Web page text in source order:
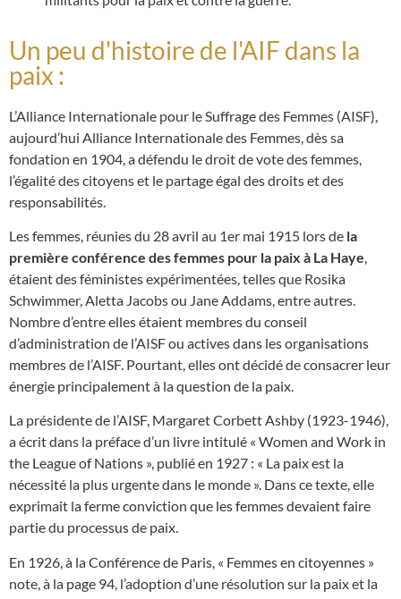
Un peu d'histoire de l'AIF dans la
paix :
L’Alliance Internationale pour le Suffrage des Femmes (AISF),
aujourd’hui Alliance Internationale des Femmes, dès sa
fondation en 1904, a défendu le droit de vote des femmes,
l’égalité des citoyens et le partage égal des droits et des
responsabilités.
Les femmes, réunies du 28 avril au 1er mai 1915 lors de la
première conférence des femmes pour la paix à La Haye,
étaient des féministes expérimentées, telles que Rosika
Schwimmer, Aletta Jacobs ou Jane Addams, entre autres.
Nombre d’entre elles étaient membres du conseil
d’administration de l’AISF ou actives dans les organisations
membres de l’AISF. Pourtant, elles ont décidé de consacrer leur
énergie principalement à la question de la paix.
La présidente de l’AISF, Margaret Corbett Ashby (1923-1946),
a écrit dans la préface d’un livre intitulé « Women and Work in
the League of Nations », publié en 1927 : « La paix est la
nécessité la plus urgente dans le monde ». Dans ce texte, elle
exprimait la ferme conviction que les femmes devaient faire
partie du processus de paix.
En 1926, à la Conférence de Paris, « Femmes en citoyennes »
note, à la page 94, l’adoption d’une résolution sur la paix et la